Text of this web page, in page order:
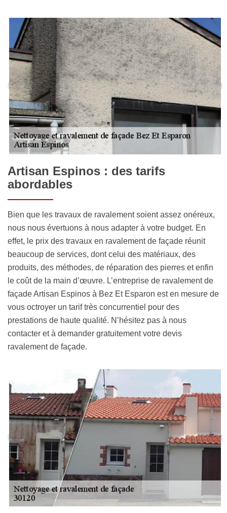
Artisan Espinos : des tarifs
abordables
Bien que les travaux de ravalement soient assez onéreux,
nous nous évertuons à nous adapter à votre budget. En
effet, le prix des travaux en ravalement de façade réunit
beaucoup de services, dont celui des matériaux, des
produits, des méthodes, de réparation des pierres et enfin
le coût de la main d’œuvre. L’entreprise de ravalement de
façade Artisan Espinos à Bez Et Esparon est en mesure de
vous octroyer un tarif très concurrentiel pour des
prestations de haute qualité. N’hésitez pas à nous
contacter et à demander gratuitement votre devis
ravalement de façade.